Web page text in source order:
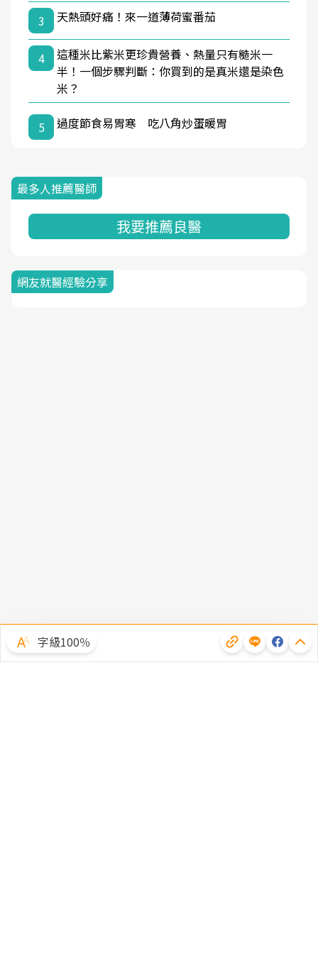
3 天熱頭好痛！來一道薄荷蜜番茄
4
這種米比紫米更珍貴營養、熱量只有糙米一
半！一個步驟判斷：你買到的是真米還是染色
米？
5 過度節食易胃寒 吃八角炒蛋暖胃
最多人推薦醫師
我要推薦良醫
網友就醫經驗分享
字級100％